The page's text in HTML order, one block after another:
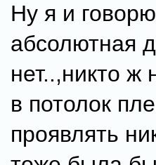
Ну я и
абсолютная
нет..,никто ж
в потолок
проявлять